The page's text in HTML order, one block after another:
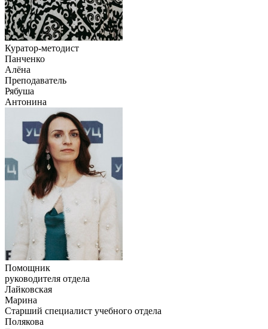
Куратор-методист
Панченко
Алёна
Преподаватель
Рябуша
Антонина
Помощник
руководителя отдела
Лайковская
Марина
Старший специалист учебного отдела
Полякова